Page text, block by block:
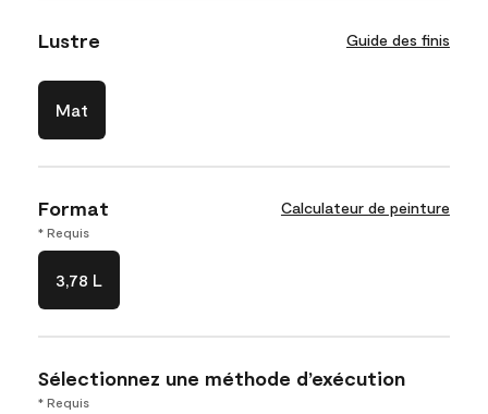
Lustre Guide des finis
Mat
Format Calculateur de peinture
* Requis
3,78 L
Sélectionnez une méthode d’exécution
* Requis